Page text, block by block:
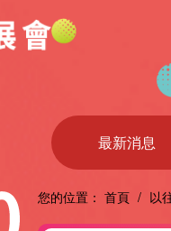
最新消息
您的位置： 首頁 / 以